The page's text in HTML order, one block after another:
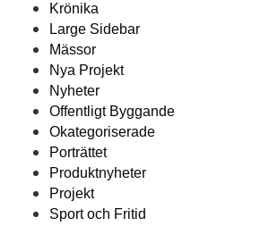
Krönika
Large Sidebar
Mässor
Nya Projekt
Nyheter
Offentligt Byggande
Okategoriserade
Porträttet
Produktnyheter
Projekt
Sport och Fritid